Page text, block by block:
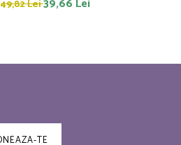
49,82 Lei39,66 Lei